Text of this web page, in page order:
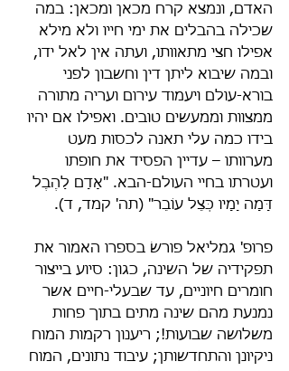
האדם, ונמצא קרח מכאן ומכאן: במה
שכילה בהבלים את ימי חייו ולא מילא
אפילו חצי מתאוותו, ועתה אין לאל ידו,
ובמה שיבוא ליתן דין וחשבון לפני
בורא-עולם ויעמוד עירום ועריה מתורה
ממצוות וממעשים טובים. ואפילו אם יהיו
בידו כמה עלי תאנה לכסות מעט
מערוותו – עדיין הפסיד את חופתו
ועטרתו בחיי העולם-הבא. "אָדָם לַהֶבֶל
דָּמָה יָמָיו כְּצֵל עוֹבֵר" (תה' קמד, ד).
פרופ' גמליאל פורשׂ בספרו האמור את
תפקידיה של השינה, כגון: סיוע בייצור
חומרים חיוניים, עד שבעלי-חיים אשר
נמנעת מהם שינה מתים בתוך פחות
משלושה שבועות!; ריענון רקמות המוח
ניקיונן והתחדשותן; עיבוד נתונים, המוח